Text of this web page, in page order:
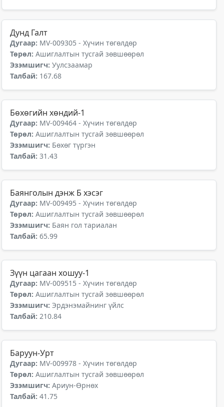
Дунд Галт
Дугаар: MV-009305 - Хүчин төгөлдөр
Төрөл: Ашиглалтын тусгай зөвшөөрөл
Эзэмшигч: Уулсзаамар
Талбай: 167.68
Бөхөгийн хөндий-1
Дугаар: MV-009464 - Хүчин төгөлдөр
Төрөл: Ашиглалтын тусгай зөвшөөрөл
Эзэмшигч: Бөхөг түргэн
Талбай: 31.43
Баянголын дэнж Б хэсэг
Дугаар: MV-009495 - Хүчин төгөлдөр
Төрөл: Ашиглалтын тусгай зөвшөөрөл
Эзэмшигч: Баян гол тариалан
Талбай: 65.99
Зүүн цагаан хошуу-1
Дугаар: MV-009515 - Хүчин төгөлдөр
Төрөл: Ашиглалтын тусгай зөвшөөрөл
Эзэмшигч: Эрдэнэмайнинг үйлс
Талбай: 210.84
Баруун-Урт
Дугаар: MV-009978 - Хүчин төгөлдөр
Төрөл: Ашиглалтын тусгай зөвшөөрөл
Эзэмшигч: Ариун-Өрнөх
Талбай: 41.75